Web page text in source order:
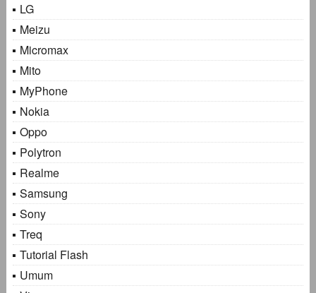
LG
Meizu
Micromax
Mito
MyPhone
Nokia
Oppo
Polytron
Realme
Samsung
Sony
Treq
Tutorial Flash
Umum